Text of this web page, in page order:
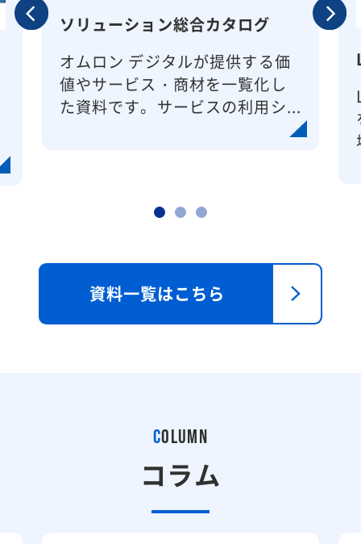
Previo
us
ソリューション総合カタログ
オムロン デジタルが提供する価
値やサービス・商材を一覧化し
た資料です。サービスの利用シ...
Next
資料一覧はこちら
COLUMN
コラム